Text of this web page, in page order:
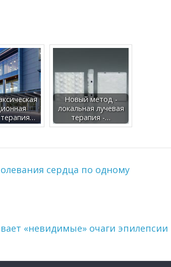
Новый метод -
локальная лучевая
терапия -…
сердца по одному
«невидимые» очаги эпилепсии